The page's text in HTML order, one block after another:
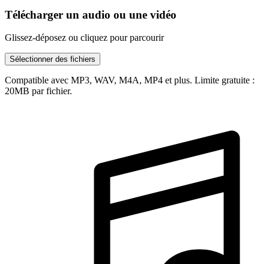
Télécharger un audio ou une vidéo
Glissez-déposez ou cliquez pour parcourir
Sélectionner des fichiers
Compatible avec MP3, WAV, M4A, MP4 et plus. Limite gratuite :
20MB par fichier.